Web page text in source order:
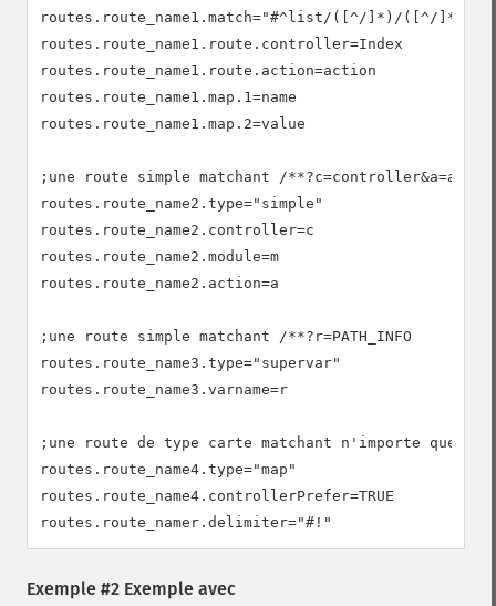
routes.route_name1.match="#^list/([^/]*)/([^/]*)#"
routes.route_name1.route.controller=Index
routes.route_name1.route.action=action
routes.route_name1.map.1=name
routes.route_name1.map.2=value
;une route simple matchant /
routes.route_name2.type="simple"
routes.route_name2.controller=c
routes.route_name2.module=m
routes.route_name2.action=a
;une route simple matchant /**?r=PATH_INFO
routes.route_name3.type="supervar"
routes.route_name3.varname=r
;une route de type carte matchant n'importe quelle
routes.route_name4.type="map"
routes.route_name4.controllerPrefer=TRUE
routes.route_namer.delimiter="#!"
Exemple #2 Exemple avec